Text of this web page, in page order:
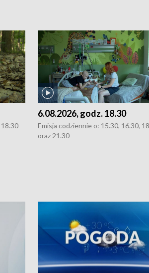
6.08.2026, godz. 18.30
Emisja codziennie o: 15.30, 16.30,
oraz 21.30